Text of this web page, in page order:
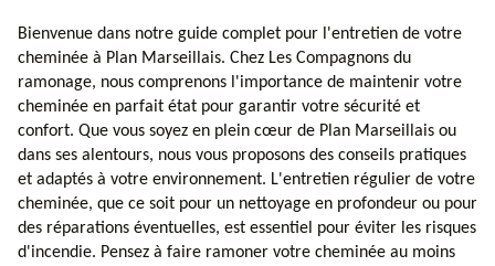
Bienvenue dans notre guide complet pour l'entretien de votre
cheminée à Plan Marseillais. Chez Les Compagnons du
ramonage, nous comprenons l'importance de maintenir votre
cheminée en parfait état pour garantir votre sécurité et
confort. Que vous soyez en plein cœur de Plan Marseillais ou
dans ses alentours, nous vous proposons des conseils pratiques
et adaptés à votre environnement. L'entretien régulier de votre
cheminée, que ce soit pour un nettoyage en profondeur ou pour
des réparations éventuelles, est essentiel pour éviter les risques
d'incendie. Pensez à faire ramoner votre cheminée au moins